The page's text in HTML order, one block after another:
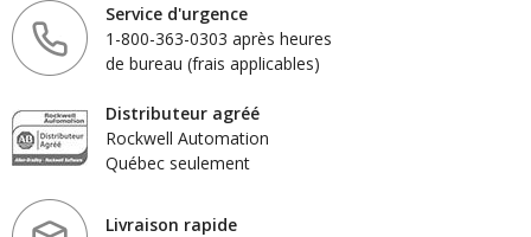
Service d'urgence
1-800-363-0303 après heures
de bureau (frais applicables)
Distributeur agréé
Rockwell Automation
Québec seulement
Livraison rapide